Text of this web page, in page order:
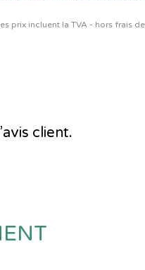
prix incluent la TVA - hors frais
client.